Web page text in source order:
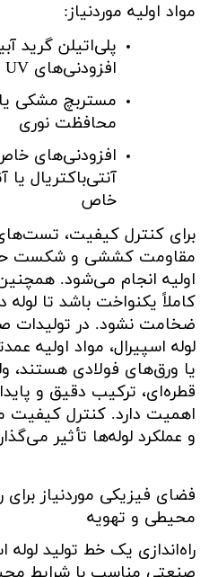
مواد اولیه موردنیاز:
پلی‌اتیلن گرید
افزودنی‌های UV
مستربچ مشکی
محافظت نوری
افزودنی‌های
آنتی‌باکتریال
خاص
برای کنترل کیفیت،
مقاومت کششی و شکست
اولیه انجام می‌شود.
کاملاً یکنواخت باشد تا
ضخامت نشود. در تولیدات
لوله اسپیرال، مواد اولیه
یا ورق‌های فولادی هستند،
قطره‌ای، ترکیب دقیق و
اهمیت دارد. کنترل کیفیت
و عملکرد لوله‌ها تأثیر
فضای فیزیکی موردنیاز برای
محیطی و تهویه
راه‌اندازی یک خط تولید لوله